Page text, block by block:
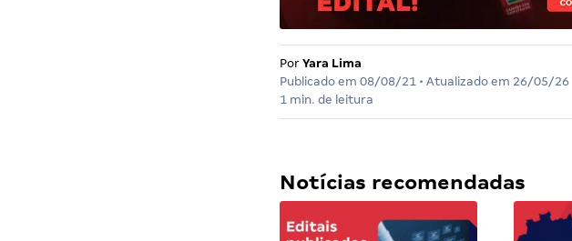
Por Yara Lima
Publicado em 08/08/21• Atualizado em 26/05/26
1 min. de leitura
Notícias recomendadas